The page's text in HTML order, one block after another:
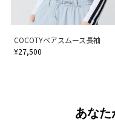
COCOTYベアスムース長袖
¥27,500
あなた